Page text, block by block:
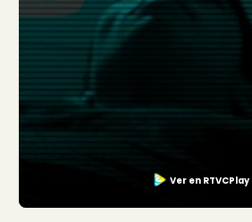
Ver en RTVCPlay